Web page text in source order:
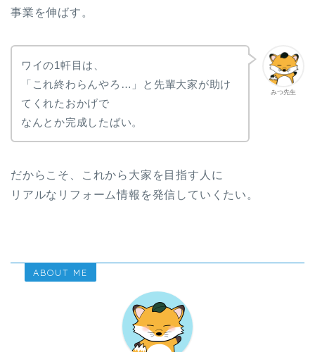
事業を伸ばす。
みつ先生
ワイの1軒目は、
「これ終わらんやろ…」と先輩大家が助け
てくれたおかげで
なんとか完成したばい。
だからこそ、これから大家を目指す人に
リアルなリフォーム情報を発信していくたい。
ABOUT ME